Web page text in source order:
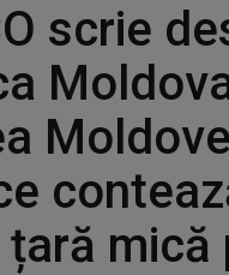
scrie
mică